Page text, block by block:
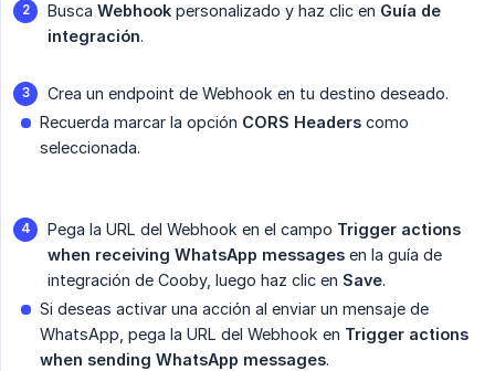
Busca Webhook personalizado y haz clic en Guía de
integración.
Crea un endpoint de Webhook en tu destino deseado.
Recuerda marcar la opción CORS Headers como
seleccionada.
Pega la URL del Webhook en el campo Trigger actions
when receiving WhatsApp messages en la guía de
integración de Cooby, luego haz clic en Save.
Si deseas activar una acción al enviar un mensaje de
WhatsApp, pega la URL del Webhook en Trigger actions
when sending WhatsApp messages.